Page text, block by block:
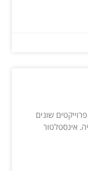
שונים
אינסטלטור